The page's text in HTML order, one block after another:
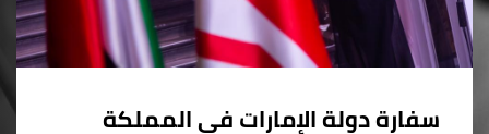
سفارة دولة الإمارات في المملكة